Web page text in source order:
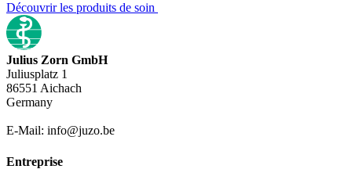
Découvrir les produits de soin
Julius Zorn GmbH
Juliusplatz 1
86551 Aichach
Germany
E-Mail: info@juzo.be
Entreprise